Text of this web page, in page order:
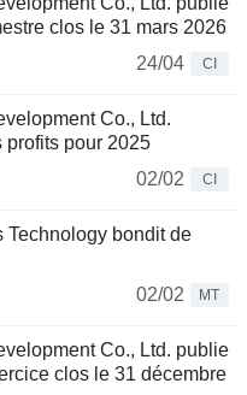
clos le 31 mars 2026
24/04
CI
Co., Ltd.
profits pour 2025
02/02
CI
Technology bondit de
02/02
MT
Co., Ltd. publie
clos le 31 décembre